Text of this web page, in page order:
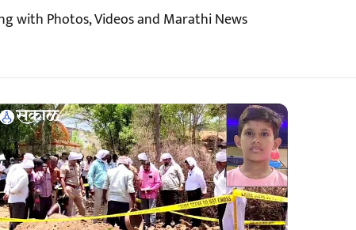
with Photos, Videos and Marathi News